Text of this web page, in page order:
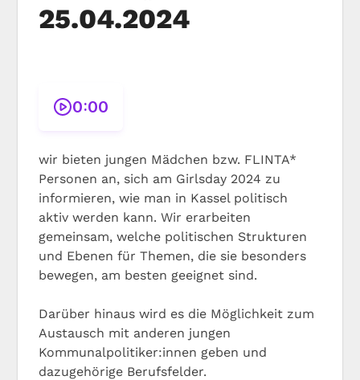
25.04.2024
0:00
wir bieten jungen Mädchen bzw. FLINTA*
Personen an, sich am Girlsday 2024 zu
informieren, wie man in Kassel politisch
aktiv werden kann. Wir erarbeiten
gemeinsam, welche politischen Strukturen
und Ebenen für Themen, die sie besonders
bewegen, am besten geeignet sind.
Darüber hinaus wird es die Möglichkeit zum
Austausch mit anderen jungen
Kommunalpolitiker:innen geben und
dazugehörige Berufsfelder.